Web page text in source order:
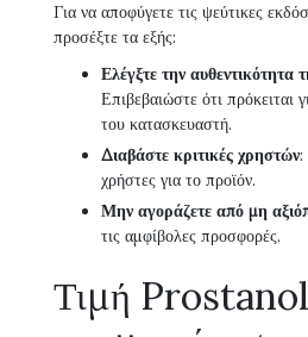
Για να αποφύγετε τις ψεύτικες
προσέξτε τα εξής:
Ελέγξτε την αυθεντικότητα
Επιβεβαιώστε ότι πρόκειται
του κατασκευαστή.
Διαβάστε κριτικές χρηστών:
χρήστες για το προϊόν.
Μην αγοράζετε από μη
τις αμφίβολες προσφορές.
Τιμή